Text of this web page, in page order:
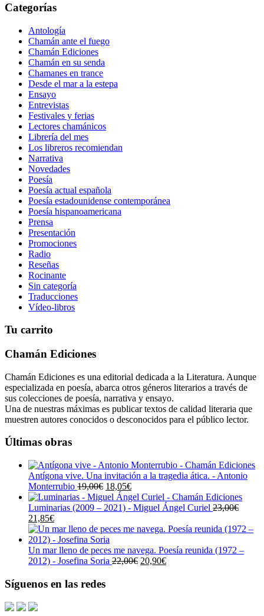
Categorías
Antología
Chamán ante el fuego
Chamán Ediciones
Chamán en su senda
Chamanes en trance
Desde el mar a la estepa
Ensayo
Entrevistas
Festivales y ferias
Lectores chamánicos
Librería del mes
Los libreros recomiendan
Narrativa
Novedades
Poesía
Poesía actual española
Poesía estadounidense contemporánea
Poesía hispanoamericana
Prensa
Presentación
Promociones
Radio
Reseñas
Rocinante
Sin categoría
Traducciones
Vídeo-libros
Tu carrito
Chamán Ediciones
Chamán Ediciones es una editorial dedicada a la Literatura. Aunque
especializada en poesía, abarca otros géneros literarios a través de
sus colecciones de poesía, narrativa y ensayo.
Una de nuestras máximas es publicar textos de calidad literaria que
muestren autores conocidos o desconocidos para el público lector.
Últimas obras
Antígona vive. Una invitación a la tragedia ática. - Antonio
Monterrubio 19,00€ El
precio
original
19,00€.
18,05€El
precio
actual
18,05€.
Luminarias (2009 – 2021) - Miguel Ángel Curiel 23,00€
El
precio
original
era:
23,00€.
21,85€El
precio
actual
es:
21,85€.
Un mar lleno de peces me navega. Poesía reunida (1972 –
2012) - Josefina Soria 22,00€ El
20,90€El
Síguenos en las redes